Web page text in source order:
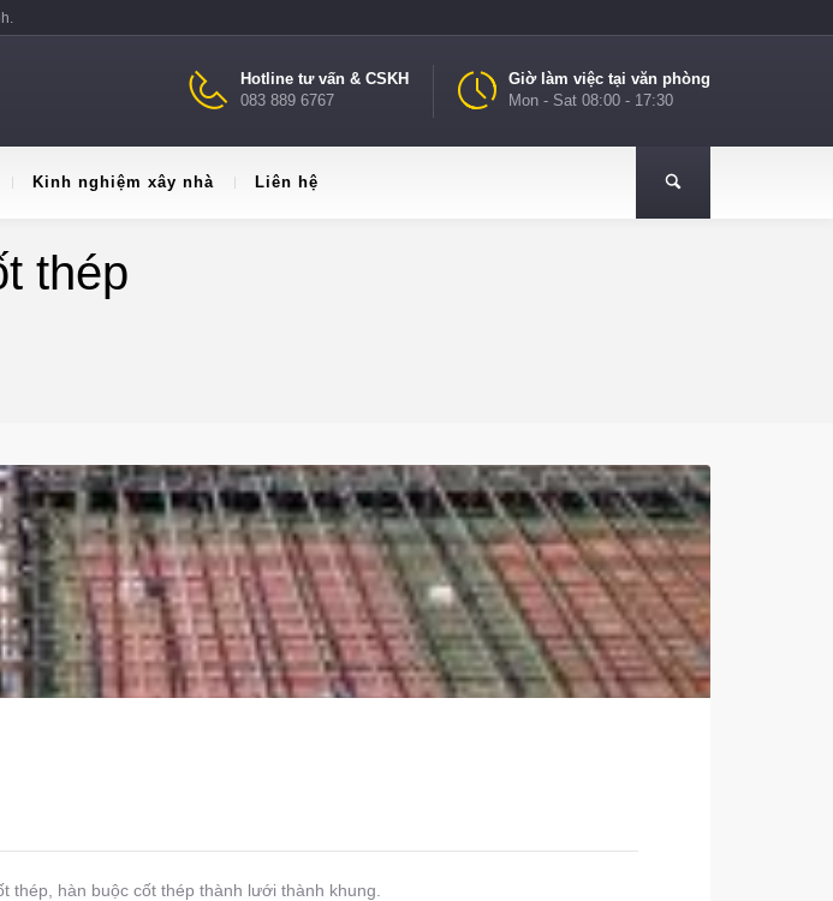
Giờ làm việc tại văn phòng
Mon - Sat 08:00 - 17:30
Hotline tư vấn & CSKH
083 889 6767
Kinh nghiệm xây nhà Liên hệ
thép
hàn buộc cốt thép thành lưới thành khung.